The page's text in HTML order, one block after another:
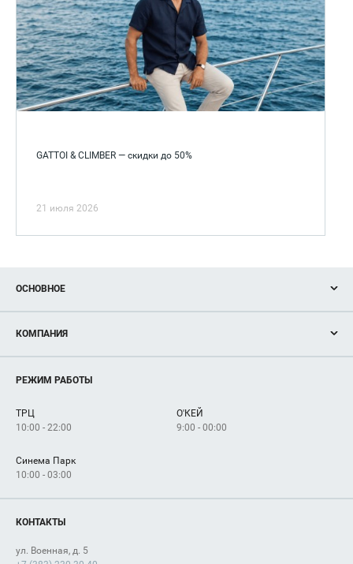
GATTOI & CLIMBER — скидки до 50%
21 июля 2026
ОСНОВНОЕ
Новости
Магазины
Услуги
КОМПАНИЯ
Рекламодателям
Как добраться
РЕЖИМ РАБОТЫ
ТРЦ
10:00 - 22:00
О'КЕЙ
9:00 - 00:00
Синема Парк
10:00 - 03:00
КОНТАКТЫ
ул. Военная, д. 5